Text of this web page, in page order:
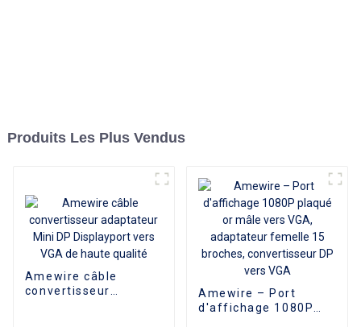
Produits Les Plus Vendus
Amewire câble
convertisseur
Amewire – Port
d'affichage 1080P